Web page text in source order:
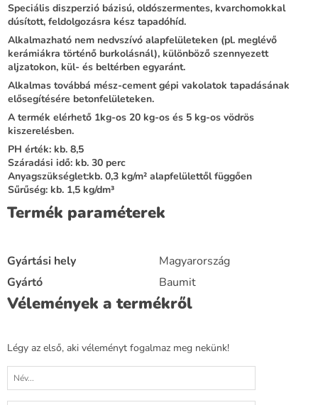
Speciális diszperzió bázisú, oldószermentes, kvarchomokkal
dúsított, feldolgozásra kész tapadóhíd.
Alkalmazható nem nedvszívó alapfelületeken (pl. meglévő
kerámiákra történő burkolásnál), különböző szennyezett
aljzatokon, kül- és beltérben egyaránt.
Alkalmas továbbá mész-cement gépi vakolatok tapadásának
elősegítésére betonfelületeken.
A termék elérhető 1kg-os 20 kg-os és 5 kg-os vödrös
kiszerelésben.
PH érték: kb. 8,5
Száradási idő: kb. 30 perc
Anyagszükséglet:kb. 0,3 kg/m² alapfelülettől függően
Sűrűség: kb. 1,5 kg/dm³
Termék paraméterek
Gyártási hely
Magyarország
Gyártó
Baumit
Vélemények a termékről
Légy az első, aki véleményt fogalmaz meg nekünk!